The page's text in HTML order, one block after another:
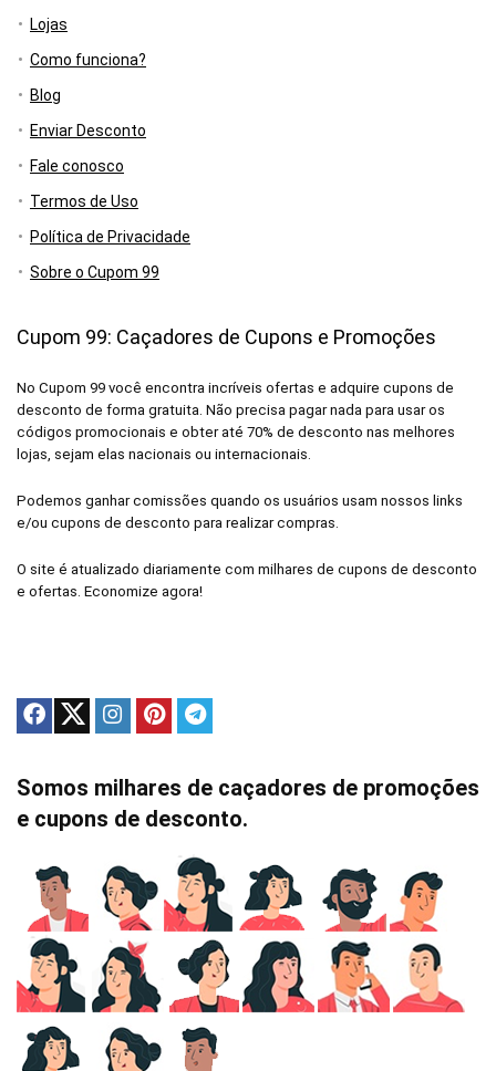
Lojas
Como funciona?
Blog
Enviar Desconto
Fale conosco
Termos de Uso
Política de Privacidade
Sobre o Cupom 99
Cupom 99: Caçadores de Cupons e Promoções
No Cupom 99 você encontra incríveis ofertas e adquire cupons de
desconto de forma gratuita. Não precisa pagar nada para usar os
códigos promocionais e obter até 70% de desconto nas melhores
lojas, sejam elas nacionais ou internacionais.
Podemos ganhar comissões quando os usuários usam nossos links
e/ou cupons de desconto para realizar compras.
O site é atualizado diariamente com milhares de cupons de desconto
e ofertas. Economize agora!
Somos milhares de caçadores de promoções
e cupons de desconto.